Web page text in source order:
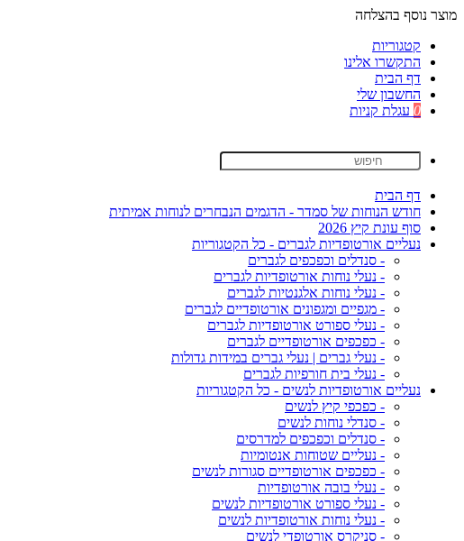
מוצר נוסף בהצלחה
קטגוריות
התקשרו אלינו
דף הבית
החשבון שלי
0 עגלת קניות
דף הבית
חודש הנוחות של סמדר - הדגמים הנבחרים לנוחות אמיתית
סוף עונת קיץ 2026
נעליים אורטופדיות לגברים - כל הקטגוריות
- סנדלים וכפכפים לגברים
- נעלי נוחות אורטופדיות לגברים
- נעלי נוחות אלגנטיות לגברים
- מגפיים ומגפונים אורטופדיים לגברים
- נעלי ספורט אורטופדיות לגברים
- כפכפים אורטופדיים לגברים
- נעלי גברים | נעלי גברים במידות גדולות
- נעלי בית חורפיות לגברים
נעליים אורטופדיות לנשים - כל הקטגוריות
- כפכפי קיץ לנשים
- סנדלי נוחות לנשים
- סנדלים וכפכפים למדרסים
- נעליים שטוחות אנטומיות
- כפכפים אורטופדיים סגורות לנשים
- נעלי בובה אורטופדיות
- נעלי ספורט אורטופדיות לנשים
- נעלי נוחות אורטופדיות לנשים
- סניקרס אורטופדי לנשים